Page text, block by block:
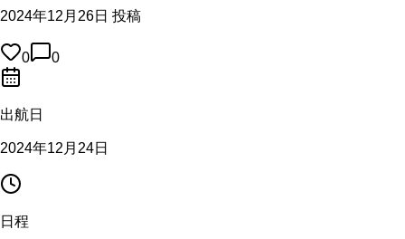
2024年12月26日 投稿
0 0
出航日
2024年12月24日
日程